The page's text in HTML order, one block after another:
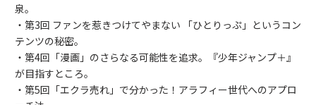
泉。
・第3回 ファンを惹きつけてやまない 「ひとりっぷ」というコン
テンツの秘密。
・第4回 「漫画」のさらなる可能性を追求。『少年ジャンプ＋』
が目指すところ。
・第5回 「エクラ売れ」で分かった！アラフィー世代へのアプロ